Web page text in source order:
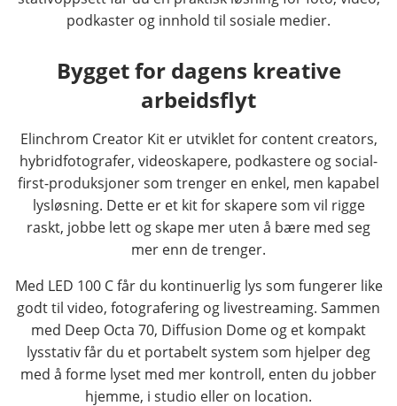
podkaster og innhold til sosiale medier.
Bygget for dagens kreative
arbeidsflyt
Elinchrom Creator Kit er utviklet for content creators,
hybridfotografer, videoskapere, podkastere og social-
first-produksjoner som trenger en enkel, men kapabel
lysløsning. Dette er et kit for skapere som vil rigge
raskt, jobbe lett og skape mer uten å bære med seg
mer enn de trenger.
Med LED 100 C får du kontinuerlig lys som fungerer like
godt til video, fotografering og livestreaming. Sammen
med Deep Octa 70, Diffusion Dome og et kompakt
lysstativ får du et portabelt system som hjelper deg
med å forme lyset med mer kontroll, enten du jobber
hjemme, i studio eller on location.